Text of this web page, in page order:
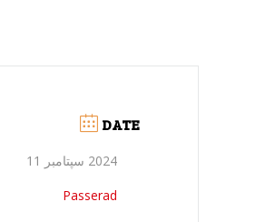
DATE
2024 سپتامبر 11
Passerad